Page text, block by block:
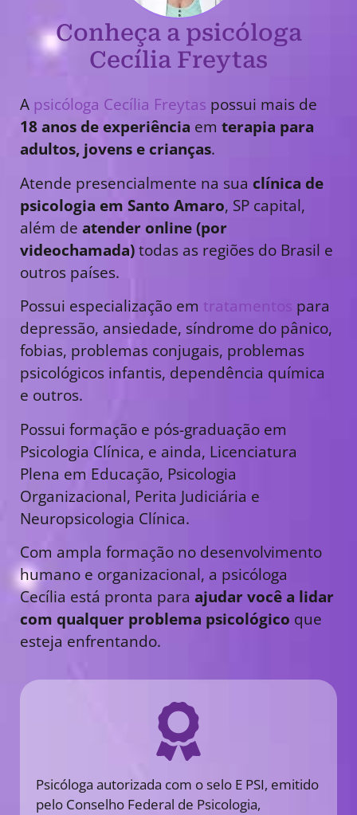
Conheça a psicóloga
Cecília Freytas
A psicóloga Cecília Freytas possui mais de
18 anos de experiência em terapia para
adultos, jovens e crianças.
Atende presencialmente na sua clínica de
psicologia em Santo Amaro, SP capital,
além de atender online (por
videochamada)todas as regiões do Brasil e
outros países.
Possui especialização em tratamentos para
depressão, ansiedade, síndrome do pânico,
fobias, problemas conjugais, problemas
psicológicos infantis, dependência química
e outros.
Possui formação e pós-graduação em
Psicologia Clínica, e ainda, Licenciatura
Plena em Educação, Psicologia
Organizacional, Perita Judiciária e
Neuropsicologia Clínica.
Com ampla formação no desenvolvimento
humano e organizacional, a psicóloga
Cecília está pronta para ajudar você a lidar
com qualquer problema psicológico que
esteja enfrentando.
Psicóloga autorizada com o selo E PSI, emitido
pelo Conselho Federal de Psicologia,